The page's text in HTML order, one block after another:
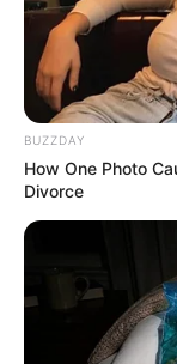
BUZZDAY
How One Photo
Divorce